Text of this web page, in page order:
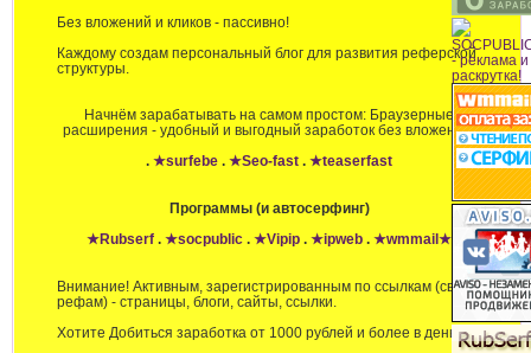
Без вложений и кликов - пассивно!
Каждому создам персональный блог для развития реферской
структуры.
Начнём зарабатывать на самом простом: Браузерные
расширения - удобный и выгодный заработок без вложений!
.★surfebe .★Seo-fast .★teaserfast
Программы (и автосерфинг)
★Rubserf .★socpublic .★Vipip .★ipweb .★wmmail★
Внимание! Активным, зарегистрированным по ссылкам (своим
рефам) - страницы, блоги, сайты, ссылки.
Хотите Добиться заработка от 1000 рублей и более в день?